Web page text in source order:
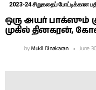
2023-24 சிறுகதைப் போட்டிக்கான
ஒரு அயர் பாக்ஸும்
முகில் தினகரன்,
byMukil Dinakaran June